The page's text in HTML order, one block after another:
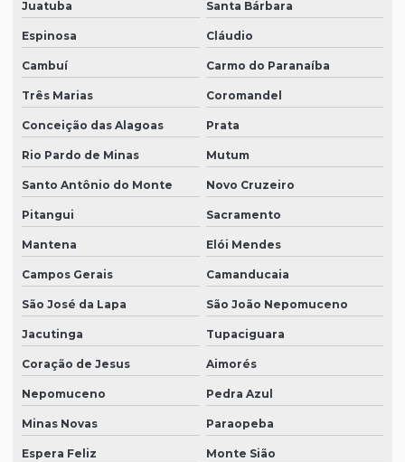
Juatuba Santa Bárbara
Espinosa Cláudio
Cambuí Carmo do Paranaíba
Três Marias Coromandel
Conceição das Alagoas Prata
Rio Pardo de Minas Mutum
Santo Antônio do Monte Novo Cruzeiro
Pitangui Sacramento
Mantena Elói Mendes
Campos Gerais Camanducaia
São José da Lapa São João Nepomuceno
Jacutinga Tupaciguara
Coração de Jesus Aimorés
Nepomuceno Pedra Azul
Minas Novas Paraopeba
Espera Feliz Monte Sião